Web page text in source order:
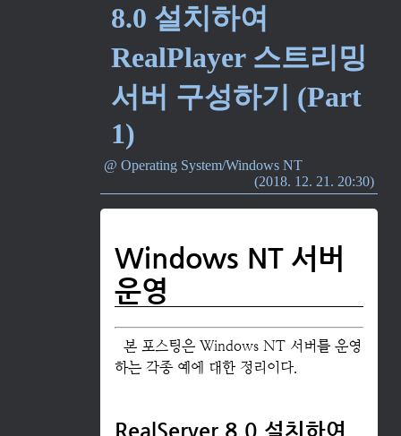
1)
스트리밍 서
버 구성하기
(Part 1) 리
얼플레이어
(RealPlayer)
는 자체적인
파일 포맷과
원해서 2000
년대 초반까
께 흔하게 쓰
이던 오디오
레이어이다.
에서는
Windows
NT 서버에
하여 스트리
8.0 설치하여
RealPlayer 스트리밍
서버 구성하기 (Part
1)
Operating System/Windows NT
2018. 12. 21. 20:30
Windows NT 서버
운영
본 포스팅은 Windows NT 서버를 운영
하는 각종 예에 대한 정리이다.
RealServer 8.0 설치하여